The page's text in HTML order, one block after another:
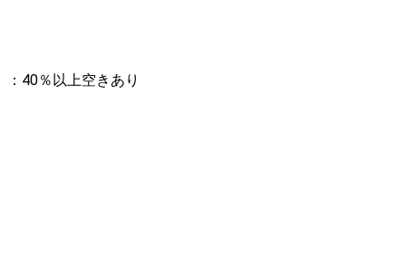
：40％以上空きあり